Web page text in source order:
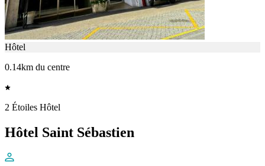
Hôtel
0.14km du centre
2 Étoiles Hôtel
Hôtel Saint Sébastien